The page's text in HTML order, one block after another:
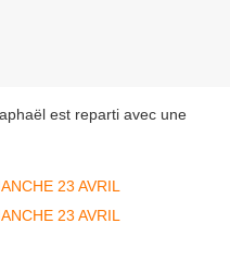
est reparti avec une